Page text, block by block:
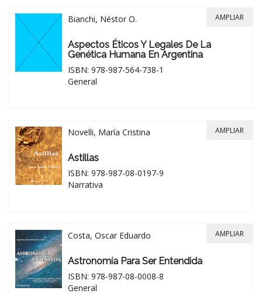
Bianchi, Néstor O.
Aspectos Éticos Y Legales De La
Genética Humana En Argentina
ISBN: 978-987-564-738-1
General
AMPLIAR
Novelli, María Cristina
Astillas
ISBN: 978-987-08-0197-9
Narrativa
AMPLIAR
Costa, Oscar Eduardo
Astronomía Para Ser Entendida
ISBN: 978-987-08-0008-8
General
AMPLIAR